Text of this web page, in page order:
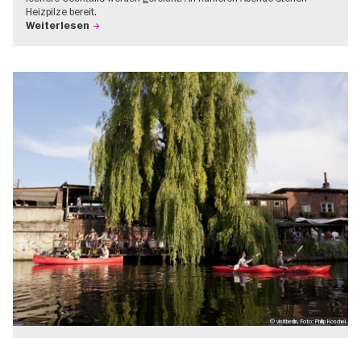
Heizpilze bereit.
Weiterlesen
© visitberlin, Foto: Philip Koschel